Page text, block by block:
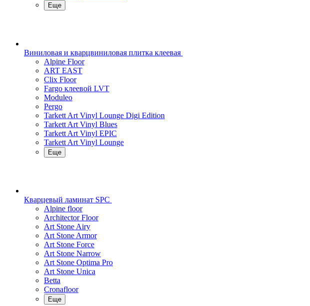
Еще
Виниловая и кварцвиниловая плитка клеевая
Alpine Floor
ART EAST
Clix Floor
Fargo клеевой LVT
Moduleo
Pergo
Tarkett Art Vinyl Lounge Digi Edition
Tarkett Art Vinyl Blues
Tarkett Art Vinyl EPIC
Tarkett Art Vinyl Lounge
Еще
Кварцевый ламинат SPC
Alpine floor
Architector Floor
Art Stone Airy
Art Stone Armor
Art Stone Force
Art Stone Narrow
Art Stone Optima Pro
Art Stone Unica
Betta
Cronafloor
Еще